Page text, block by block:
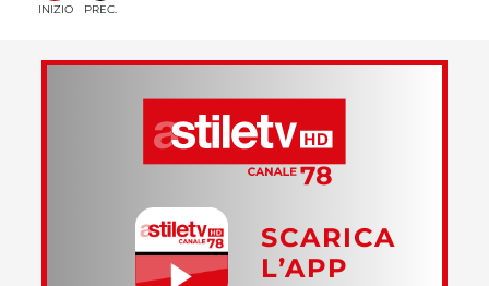
INIZIO PREC.
SCARICA
L’APP